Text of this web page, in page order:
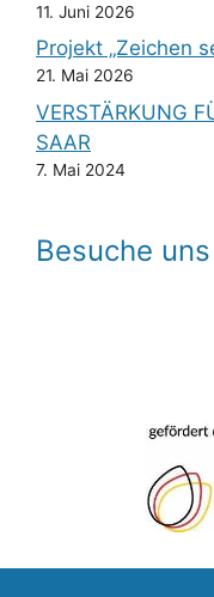
11. Juni 2026
Projekt „Zeichen
21. Mai 2026
VERSTÄRKUNG
SAAR
7. Mai 2024
Besuche